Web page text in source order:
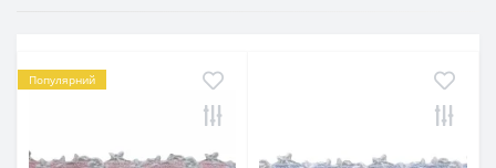
Популярний